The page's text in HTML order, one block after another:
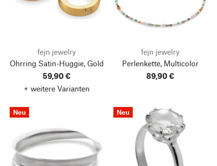
fejn jewelry
Ohrring Satin-Huggie, Gold
59,90 €
+ weitere Varianten
fejn jewelry
Perlenkette, Multicolor
89,90 €
Neu Neu